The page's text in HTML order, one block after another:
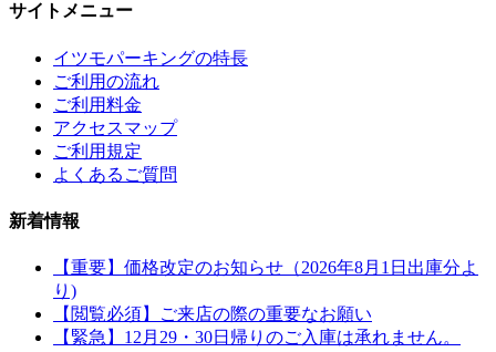
サイトメニュー
イツモパーキングの特長
ご利用の流れ
ご利用料金
アクセスマップ
ご利用規定
よくあるご質問
新着情報
【重要】価格改定のお知らせ（2026年8月1日出庫分よ
り)
【閲覧必須】ご来店の際の重要なお願い
【緊急】12月29・30日帰りのご入庫は承れません。